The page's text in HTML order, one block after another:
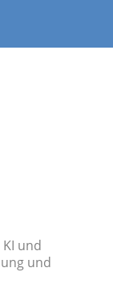
und
und